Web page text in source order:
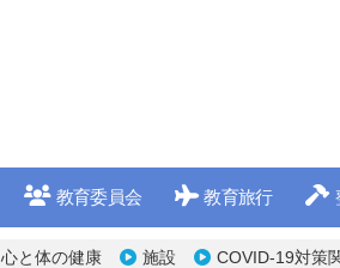
教育委員会 教育旅行
心と体の健康 施設 COVID-19対策